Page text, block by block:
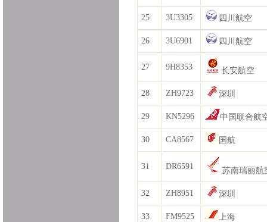
25 3U3305 四川航空
26 3U6901 四川航空
27 9H8353 长安航空
28 ZH9723 深圳
29 KN5296 中国联合航
30 CA8567 国航
31 DR6591 苏南瑞丽航
32 ZH8951 深圳
33 FM9525 上海